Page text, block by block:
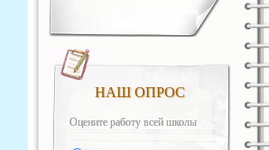
НАШ ОПРОС
Оцените работу всей школы